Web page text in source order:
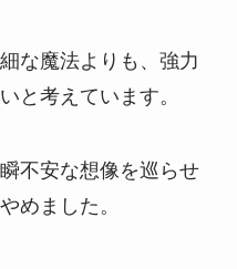
な魔法よりも、強力
と考えています。
不安な想像を巡らせ
めました。